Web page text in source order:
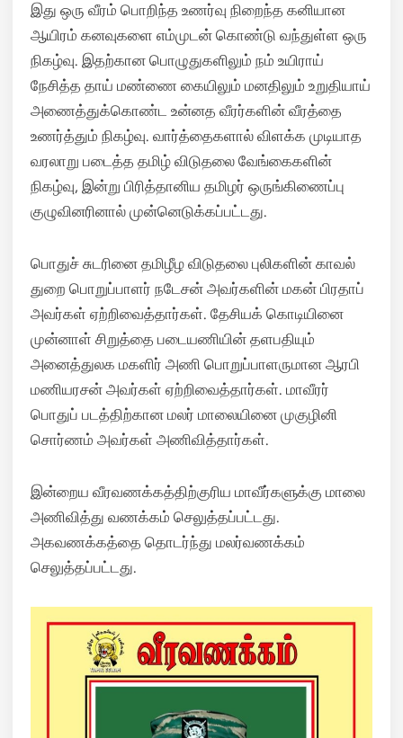
இது ஒரு வீரம் பொறிந்த உணர்வு நிறைந்த கனியான
ஆயிரம் கனவுகளை எம்முடன் கொண்டு வந்துள்ள ஒரு
நிகழ்வு. இதற்கான பொழுதுகளிலும் நம் உயிராய்
நேசித்த தாய் மண்ணை கையிலும் மனதிலும் உறுதியாய்
அணைத்துக்கொண்ட உன்னத வீரர்களின் வீரத்தை
உணர்த்தும் நிகழ்வு. வார்த்தைகளால் விளக்க முடியாத
வரலாறு படைத்த தமிழ் விடுதலை வேங்கைகளின்
நிகழ்வு, இன்று பிரித்தானிய தமிழர் ஒருங்கிணைப்பு
குழுவினரினால் முன்னெடுக்கப்பட்டது.
பொதுச் சுடரினை தமிழீழ விடுதலை புலிகளின் காவல்
துறை பொறுப்பாளர் நடேசன் அவர்களின் மகன் பிரதாப்
அவர்கள் ஏற்றிவைத்தார்கள். தேசியக் கொடியினை
முன்னாள் சிறுத்தை படையணியின் தளபதியும்
அனைத்துலக மகளிர் அணி பொறுப்பாளருமான ஆரபி
மணியரசன் அவர்கள் ஏற்றிவைத்தார்கள். மாவீரர்
பொதுப் படத்திற்கான மலர் மாலையினை முகுழினி
சொர்ணம் அவர்கள் அணிவித்தார்கள்.
இன்றைய வீரவணக்கத்திற்குரிய மாவீர்களுக்கு மாலை
அணிவித்து வணக்கம் செலுத்தப்பட்டது.
அகவணக்கத்தை தொடர்ந்து மலர்வணக்கம்
செலுத்தப்பட்டது.